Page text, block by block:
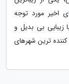
اخیر مورد توجه
زیبایی بی بدیل و
ترین شهرهای